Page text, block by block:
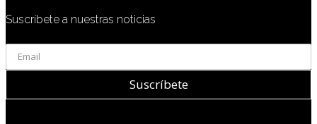
Suscríbete a nuestras noticias